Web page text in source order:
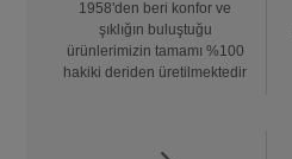
1958'den beri konfor ve
şıklığın buluştuğu
ürünlerimizin tamamı %100
hakiki deriden üretilmektedir